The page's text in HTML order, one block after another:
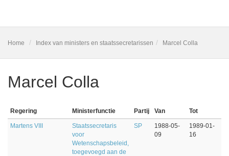
Home Index van ministers en staatssecretarissen Marcel Colla
Marcel Colla
Regering Ministerfunctie Partij Van Tot
Martens VIII
Staatssecretaris
voor
Wetenschapsbeleid,
toegevoegd aan de
SP
1988-05-
09
1989-01-
16